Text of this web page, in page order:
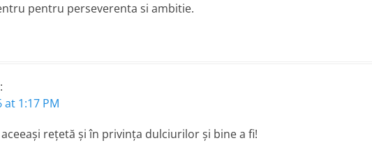
pentru perseverenta si ambitie.
1:17 PM
rețetă și în privința dulciurilor și bine a fi!